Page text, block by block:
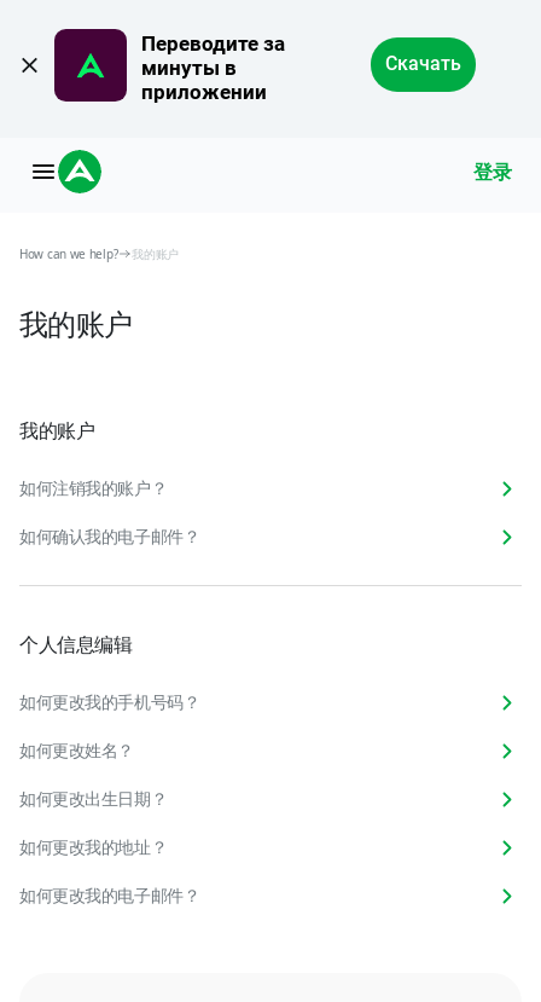
Переводите за
минуты в
приложении
Скачать
登录
How can we help? 我的账户
我的账户
我的账户
如何注销我的账户？
如何确认我的电子邮件？
个人信息编辑
如何更改我的手机号码？
如何更改姓名？
如何更改出生日期？
如何更改我的地址？
如何更改我的电子邮件？